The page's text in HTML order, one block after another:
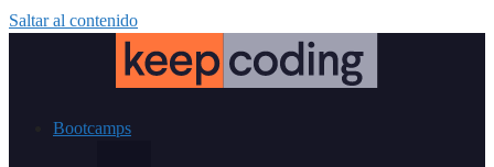
Saltar al contenido
Bootcamps